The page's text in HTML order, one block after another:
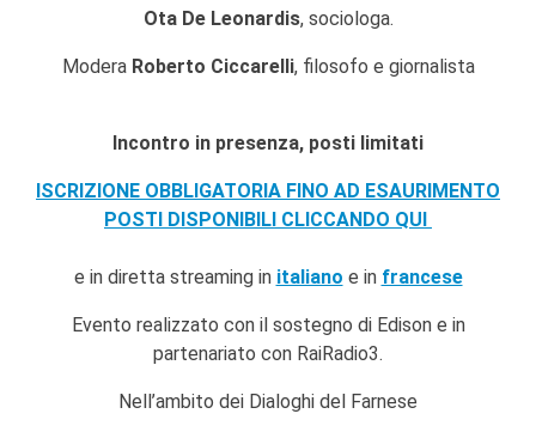
I Vantaggi
I contatti
ARCHIVIO
Dialoghi del Farnese
Farnèse à la page
Festa della musica
Incontro italo-francesi sul
mondo di domani
La Notte delle Idee
PERCHÉ IMPARARE IL
Ota De Leonardis, sociologa.
ModeraRoberto Ciccarelli, filosofo e giornalista
Incontro in presenza, posti limitati
ISCRIZIONE OBBLIGATORIA FINO AD ESAURIMENTO
POSTI DISPONIBILI CLICCANDO QUI
e in diretta streaming in italiano e in francese
Evento realizzato con il sostegno di Edison e in
partenariato con RaiRadio3.
Nell’ambito dei Dialoghi del Farnese